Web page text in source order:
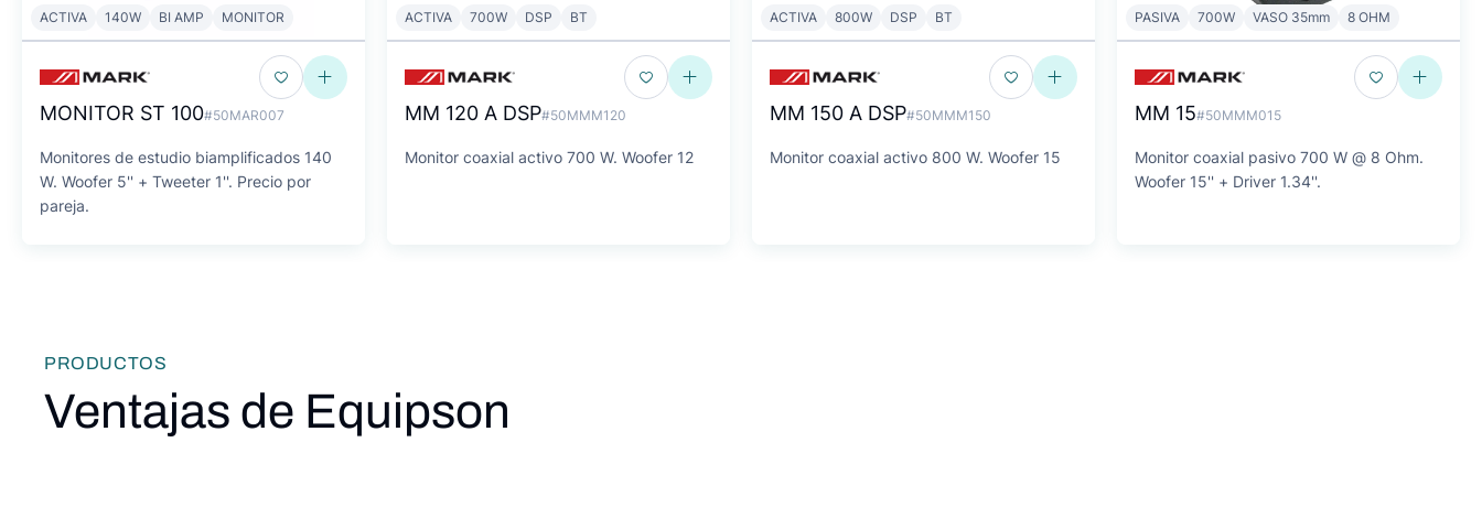
ACTIVA 140W BI AMP MONITOR
MONITOR ST 100#50MAR007
Monitores de estudio biamplificados 140
W. Woofer 5'' + Tweeter 1''. Precio por
pareja.
ACTIVA 700W DSP BT
MM 120 A DSP#50MMM120
Monitor coaxial activo 700 W. Woofer 12
ACTIVA 800W DSP BT
MM 150 A DSP#50MMM150
Monitor coaxial activo 800 W. Woofer 15
PASIVA 700W VASO 35mm 8 OHM
MM 15#50MMM015
Monitor coaxial pasivo 700 W @ 8 Ohm.
Woofer 15'' + Driver 1.34''.
PRODUCTOS
Ventajas de Equipson